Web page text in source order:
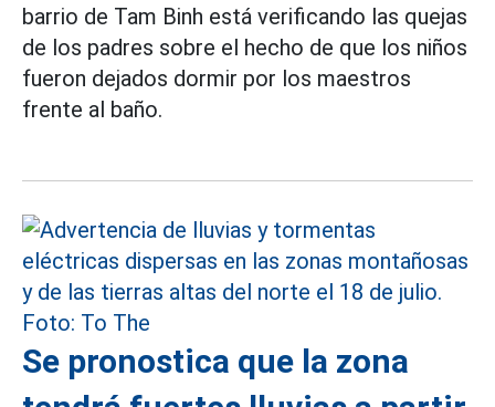
barrio de Tam Binh está verificando las quejas
de los padres sobre el hecho de que los niños
fueron dejados dormir por los maestros
frente al baño.
Se pronostica que la zona